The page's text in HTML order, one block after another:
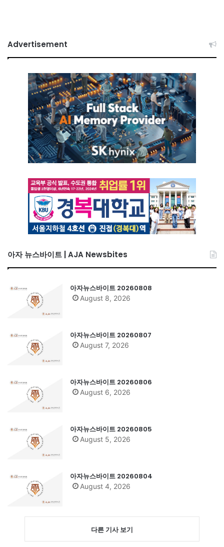
Advertisement
아자 뉴스바이트 | AJA Newsbites
아자뉴스바이트 20260808
August 8, 2026
아자뉴스바이트 20260807
August 7, 2026
아자뉴스바이트 20260806
August 6, 2026
아자뉴스바이트 20260805
August 5, 2026
아자뉴스바이트 20260804
August 4, 2026
다른 기사 보기